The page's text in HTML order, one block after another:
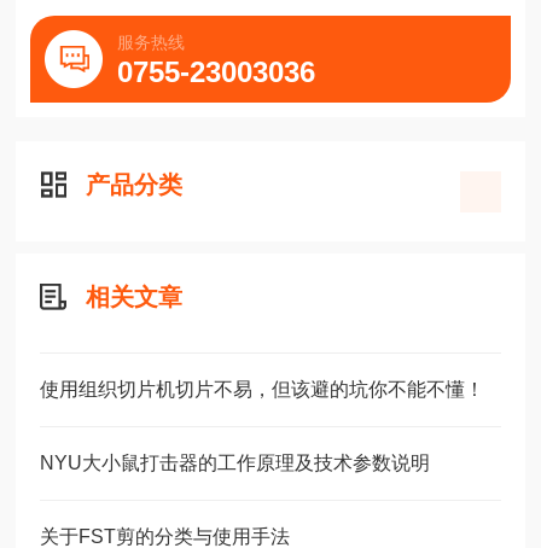
服务热线
0755-23003036
产品分类
相关文章
使用组织切片机切片不易，但该避的坑你不能不懂！
NYU大小鼠打击器的工作原理及技术参数说明
关于FST剪的分类与使用手法